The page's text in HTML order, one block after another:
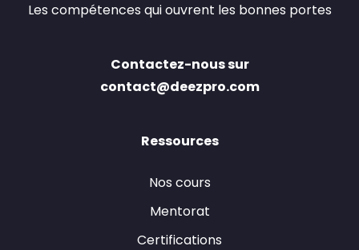
Les compétences qui ouvrent les bonnes portes
Contactez-nous sur
contact@deezpro.com
Ressources
Nos cours
Mentorat
Certifications